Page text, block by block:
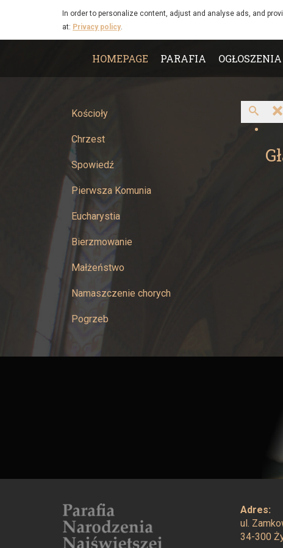
Racjonalizator
-
Parafia
Najświętszej
Maryi
Panny
Żywcu
In order to personalize content, adjust and analyse ads, and
at: Privacy policy.
Main
menu
HOMEPAGE PARAFIA OGŁOSZENIA
Kościoły
Chrzest
Spowiedź
Pierwsza Komunia
Eucharystia
Bierzmowanie
Małżeństwo
Namaszczenie chorych
Pogrzeb
Adres:
ul.
34-300